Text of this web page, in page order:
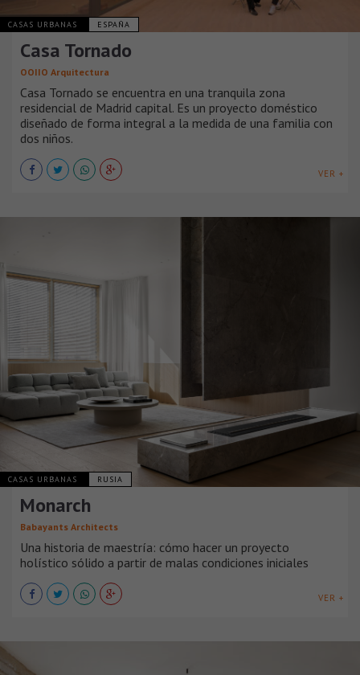
CASAS URBANAS ESPAÑA
Casa Tornado
OOIIO Arquitectura
Casa Tornado se encuentra en una tranquila zona
residencial de Madrid capital. Es un proyecto doméstico
diseñado de forma integral a la medida de una familia con
dos niños.
VER +
CASAS URBANAS RUSIA
Monarch
Babayants Architects
Una historia de maestría: cómo hacer un proyecto
holístico sólido a partir de malas condiciones iniciales
VER +